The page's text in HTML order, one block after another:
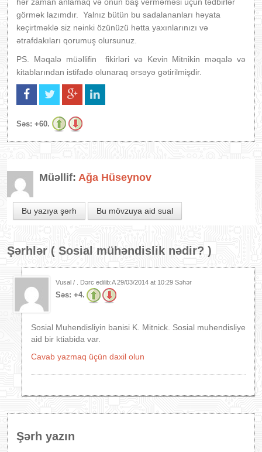
görmək lazımdır. Yalnız bütün bu sadalananları həyata
keçirtməklə siz nəinki özünüzü hətta yaxınlarınızı və
ətrafdakıları qorumuş olursunuz.
PS. Məqalə müəllifin fikirləri və Kevin Mitnikin məqalə və
kitablarından istifadə olunaraq ərsəyə gətirilmişdir.
Səs: +60.
Müəllif: Ağa Hüseynov
Bu yazıya şərh Bu mövzuya aid sual
Şərhlər ( Sosial mühəndislik nədir? )
Vusal / . Dərc edilib:A29/03/2014 at 10:29 Səhər
Səs: +4.
Sosial Muhendisliyin banisi K. Mitnick. Sosial muhendisliye
aid bir ktiabida var.
Cavab yazmaq üçün daxil olun
Şərh yazın